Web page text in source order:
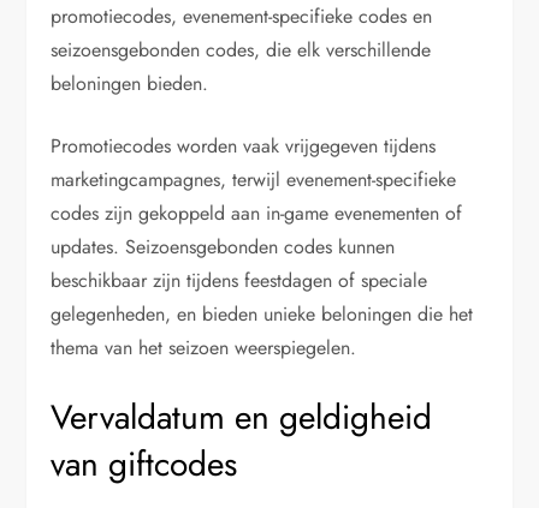
promotiecodes, evenement-specifieke codes en
seizoensgebonden codes, die elk verschillende
beloningen bieden.
Promotiecodes worden vaak vrijgegeven tijdens
marketingcampagnes, terwijl evenement-specifieke
codes zijn gekoppeld aan in-game evenementen of
updates. Seizoensgebonden codes kunnen
beschikbaar zijn tijdens feestdagen of speciale
gelegenheden, en bieden unieke beloningen die het
thema van het seizoen weerspiegelen.
Vervaldatum en geldigheid
van giftcodes